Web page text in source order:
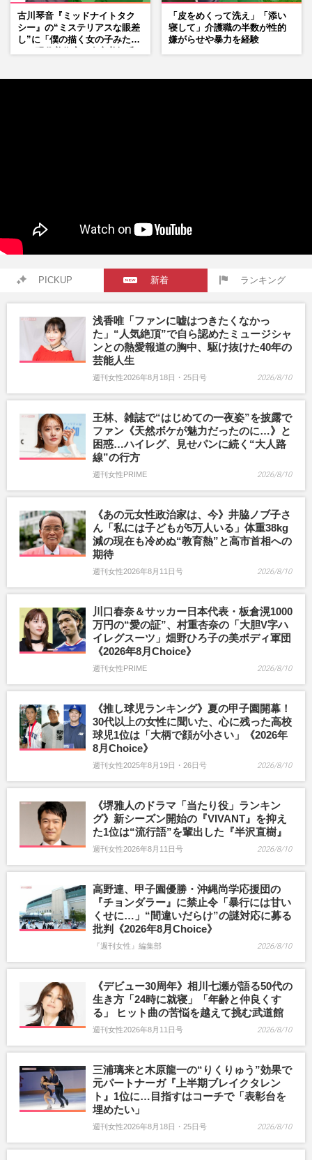
古川琴音『ミッドナイトタク
シー』の“ミステリアスな眼差
し”に「僕の描く女の子みた
「皮をめくって洗え」「添い
寝して」介護職の半数が性的
嫌がらせや暴力を経験
PICKUP 新着 ランキング
浅香唯「ファンに嘘はつきたくなかっ
た」“人気絶頂”で自ら認めたミュージシャ
ンとの熱愛報道の胸中、駆け抜けた40年の
芸能人生
週刊女性2026年8月18日・25日号 2026/8/10
王林、雑誌で“はじめての一夜姿”を披露で
ファン《天然ボケが魅力だったのに…》と
困惑…ハイレグ、見せパンに続く“大人路
線”の行方
週刊女性PRIME 2026/8/10
《あの元女性政治家は、今》井脇ノブ子さ
ん「私には子どもが5万人いる」体重38kg
減の現在も冷めぬ“教育熱”と高市首相への
期待
週刊女性2026年8月11日号 2026/8/10
川口春奈＆サッカー日本代表・板倉滉1000
万円の“愛の証”、村重杏奈の「大胆V字ハ
イレグスーツ」畑野ひろ子の美ボディ軍団
《2026年8月Choice》
週刊女性PRIME 2026/8/10
《推し球児ランキング》夏の甲子園開幕！
30代以上の女性に聞いた、心に残った高校
球児1位は「大柄で顔が小さい」《2026年
8月Choice》
週刊女性2025年8月19日・26日号 2026/8/10
《堺雅人のドラマ「当たり役」ランキン
グ》新シーズン開始の『VIVANT』を抑え
た1位は“流行語”を輩出した『半沢直樹』
週刊女性2026年8月11日号 2026/8/10
高野連、甲子園優勝・沖縄尚学応援団の
『チョンダラー』に禁止令「暴行には甘い
くせに…」“間違いだらけ”の謎対応に募る
批判《2026年8月Choice》
『週刊女性』編集部 2026/8/10
《デビュー30周年》相川七瀬が語る50代の
生き方「24時に就寝」「年齢と仲良くす
る」 ヒット曲の苦悩を越えて挑む武道館
週刊女性2026年8月11日号 2026/8/10
三浦璃来と木原龍一の“りくりゅう”効果で
元パートナーガ『上半期ブレイクタレン
ト』1位に…目指すはコーチで「表彰台を
埋めたい」
週刊女性2026年8月18日・25日号 2026/8/10